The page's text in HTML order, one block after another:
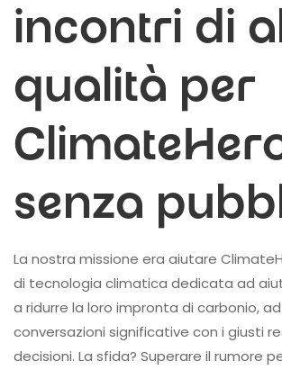
incontri di
qualità per
senza
La nostra missione era aiutare
di tecnologia climatica dedicata ad
a ridurre la loro impronta di carbonio,
conversazioni significative con i giusti
decisioni. La sfida? Superare il rumore